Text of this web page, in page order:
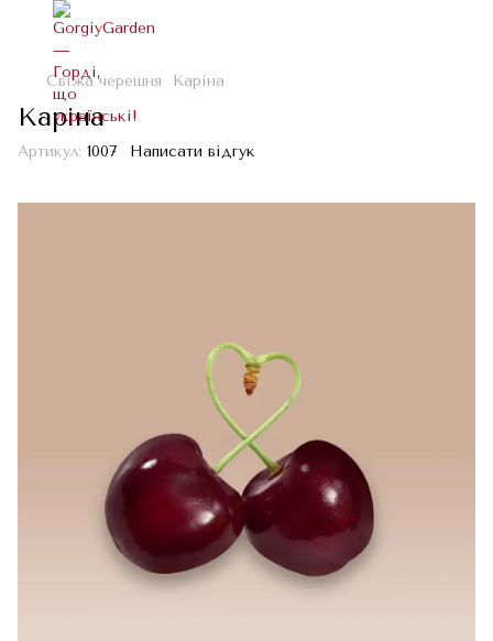
Свіжа черешня Каріна
Каріна
Артикул: 1007 Написати відгук